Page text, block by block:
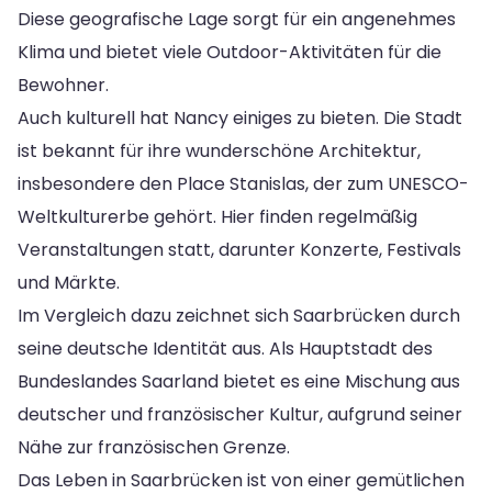
Diese geografische Lage sorgt für ein angenehmes
Klima und bietet viele Outdoor-Aktivitäten für die
Bewohner.
Auch kulturell hat Nancy einiges zu bieten. Die Stadt
ist bekannt für ihre wunderschöne Architektur,
insbesondere den Place Stanislas, der zum UNESCO-
Weltkulturerbe gehört. Hier finden regelmäßig
Veranstaltungen statt, darunter Konzerte, Festivals
und Märkte.
Im Vergleich dazu zeichnet sich Saarbrücken durch
seine deutsche Identität aus. Als Hauptstadt des
Bundeslandes Saarland bietet es eine Mischung aus
deutscher und französischer Kultur, aufgrund seiner
Nähe zur französischen Grenze.
Das Leben in Saarbrücken ist von einer gemütlichen